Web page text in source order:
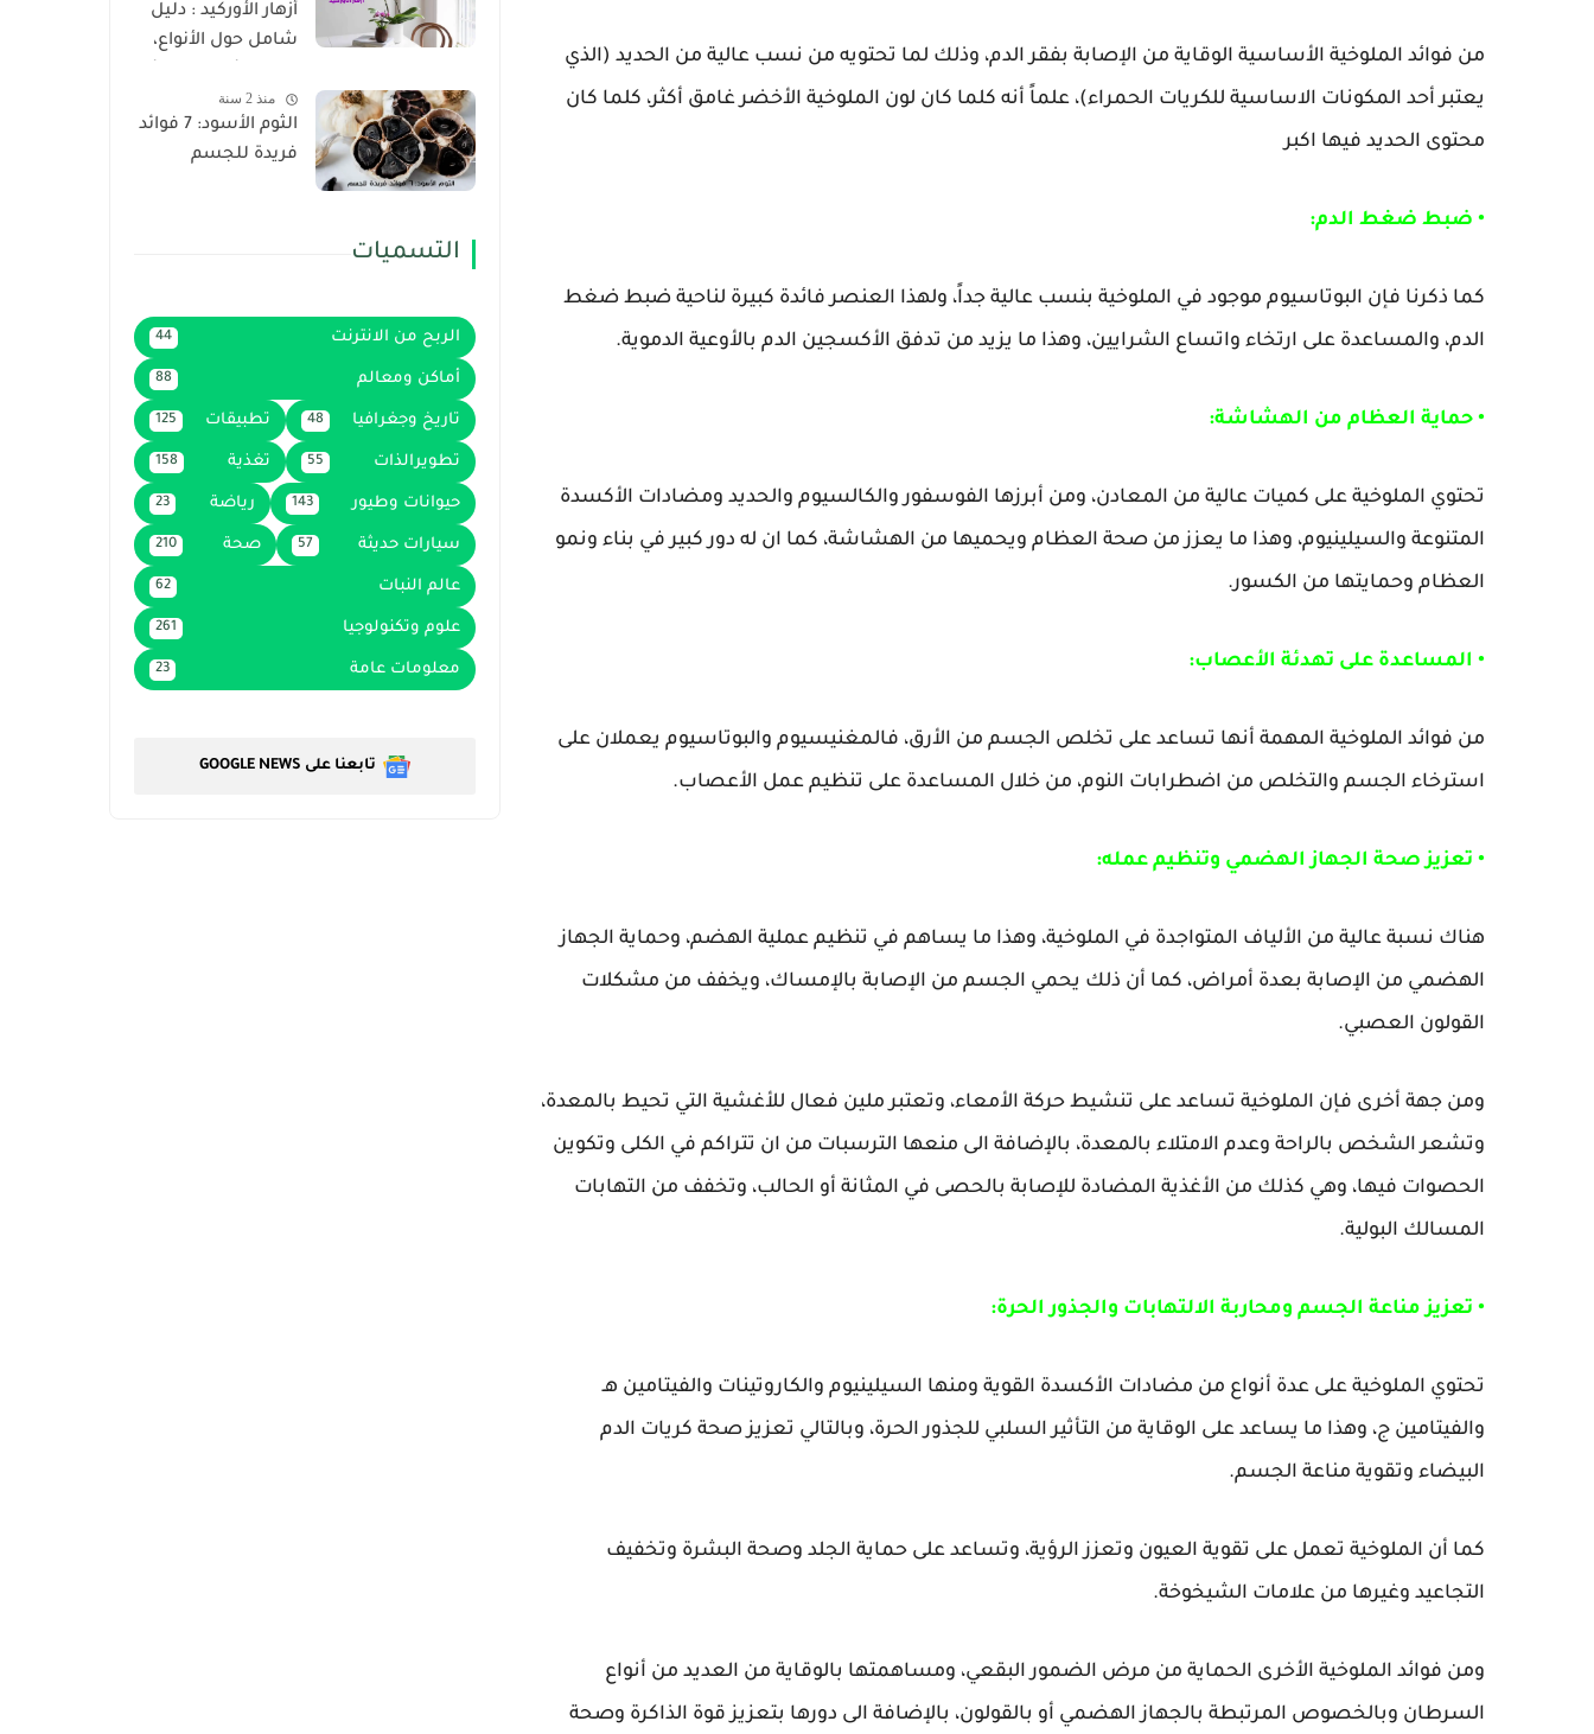
من فوائد الملوخية الأساسية الوقاية من الإصابة بفقر الدم، وذلك لما تحتويه من نسب عالية من الحديد (الذي
يعتبر أحد المكونات الاساسية للكريات الحمراء)، علماً أنه كلما كان لون الملوخية الأخضر غامق أكثر، كلما كان
محتوى الحديد فيها اكبر
• ضبط ضغط الدم:
كما ذكرنا فإن البوتاسيوم موجود في الملوخية بنسب عالية جداً، ولهذا العنصر فائدة كبيرة لناحية ضبط ضغط
الدم، والمساعدة على ارتخاء واتساع الشرايين، وهذا ما يزيد من تدفق الأكسجين الدم بالأوعية الدموية.
• حماية العظام من الهشاشة:
تحتوي الملوخية على كميات عالية من المعادن، ومن أبرزها الفوسفور والكالسيوم والحديد ومضادات الأكسدة
المتنوعة والسيلينيوم، وهذا ما يعزز من صحة العظام ويحميها من الهشاشة، كما ان له دور كبير في بناء ونمو
العظام وحمايتها من الكسور.
• المساعدة على تهدئة الأعصاب:
من فوائد الملوخية المهمة أنها تساعد على تخلص الجسم من الأرق، فالمغنيسيوم والبوتاسيوم يعملان على
استرخاء الجسم والتخلص من اضطرابات النوم، من خلال المساعدة على تنظيم عمل الأعصاب.
• تعزيز صحة الجهاز الهضمي وتنظيم عمله:
هناك نسبة عالية من الألياف المتواجدة في الملوخية، وهذا ما يساهم في تنظيم عملية الهضم، وحماية الجهاز
الهضمي من الإصابة بعدة أمراض، كما أن ذلك يحمي الجسم من الإصابة بالإمساك، ويخفف من مشكلات
القولون العصبي.
ومن جهة أخرى فإن الملوخية تساعد على تنشيط حركة الأمعاء، وتعتبر ملين فعال للأغشية التي تحيط بالمعدة،
وتشعر الشخص بالراحة وعدم الامتلاء بالمعدة، بالإضافة الى منعها الترسبات من ان تتراكم في الكلى وتكوين
الحصوات فيها، وهي كذلك من الأغذية المضادة للإصابة بالحصى في المثانة أو الحالب، وتخفف من التهابات
المسالك البولية.
• تعزيز مناعة الجسم ومحاربة الالتهابات والجذور الحرة:
تحتوي الملوخية على عدة أنواع من مضادات الأكسدة القوية ومنها السيلينيوم والكاروتينات والفيتامين هـ
والفيتامين ج، وهذا ما يساعد على الوقاية من التأثير السلبي للجذور الحرة، وبالتالي تعزيز صحة كريات الدم
البيضاء وتقوية مناعة الجسم.
كما أن الملوخية تعمل على تقوية العيون وتعزز الرؤية، وتساعد على حماية الجلد وصحة البشرة وتخفيف
التجاعيد وغيرها من علامات الشيخوخة.
ومن فوائد الملوخية الأخرى الحماية من مرض الضمور البقعي، ومساهمتها بالوقاية من العديد من أنواع
السرطان وبالخصوص المرتبطة بالجهاز الهضمي أو بالقولون، بالإضافة الى دورها بتعزيز قوة الذاكرة وصحة
أزهار الأوركيد : دليل
شامل حول الأنواع،
الزراعة
منذ 2 سنة
الثوم الأسود: 7 فوائد
فريدة للجسم
التسميات
الربح من الانترنت 44
أماكن ومعالم 88
تاريخ وجغرافيا 48 تطبيقات 125
تطويرالذات 55 تغذية 158
حيوانات وطيور 143 رياضة 23
سيارات حديثة 57 صحة 210
عالم النبات 62
علوم وتكنولوجيا 261
معلومات عامة 23
تابعنا على GOOGLE NEWS